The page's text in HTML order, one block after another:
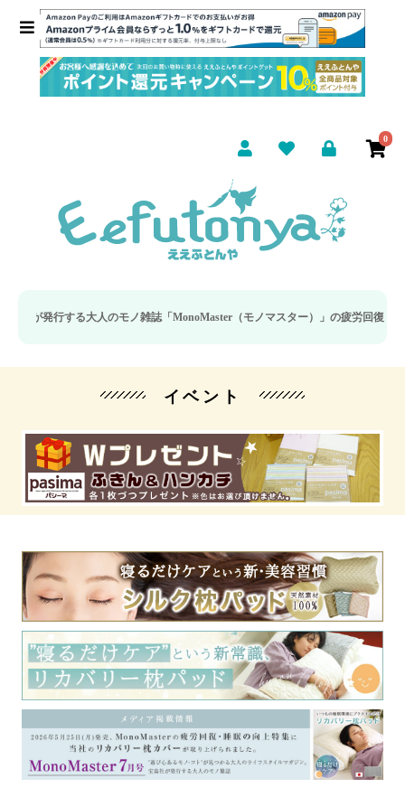
0
大人のモノ雑誌「MonoMaster（モノマスター）」の疲労回復・睡眠の向上特集
イベント